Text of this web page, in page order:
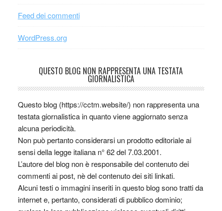
Feed dei commenti
WordPress.org
QUESTO BLOG NON RAPPRESENTA UNA TESTATA
GIORNALISTICA
Questo blog (https://cctm.website/) non rappresenta una
testata giornalistica in quanto viene aggiornato senza
alcuna periodicità.
Non può pertanto considerarsi un prodotto editoriale ai
sensi della legge italiana n° 62 del 7.03.2001.
L’autore del blog non è responsabile del contenuto dei
commenti ai post, nè del contenuto dei siti linkati.
Alcuni testi o immagini inseriti in questo blog sono tratti da
internet e, pertanto, considerati di pubblico dominio;